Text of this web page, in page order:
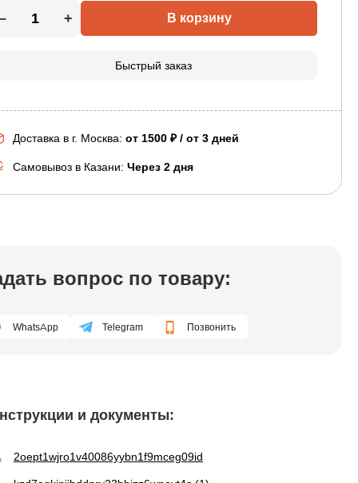
+ В корзину
Быстрый заказ
Доставка в г. Москва: от 1500 ₽ / от 3 дней
Самовывоз в Казани: Через 2 дня
вопрос по товару:
WhatsApp Telegram Позвонить
и документы:
2oept1wjro1v40086yybn1f9mceg09id